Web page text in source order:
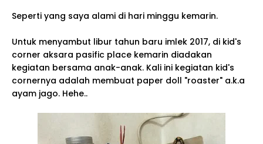
Seperti yang saya alami di hari minggu kemarin.
Untuk menyambut libur tahun baru imlek 2017, di kid's
corner aksara pasific place kemarin diadakan
kegiatan bersama anak-anak. Kali ini kegiatan kid's
cornernya adalah membuat paper doll "roaster" a.k.a
ayam jago. Hehe..